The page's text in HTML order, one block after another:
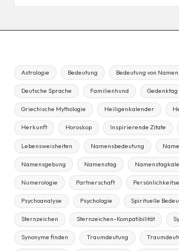
Astrologie Bedeutung Bedeutung von
Deutsche Sprache Familienhund Gedenktag
Griechische Mythologie Heiligenkalender
Herkunft Horoskop Inspirierende Zitate
Lebensweisheiten Namensbedeutung
Namensgebung Namenstag
Numerologie Partnerschaft
Psychoanalyse Psychologie Spirituelle
Sternzeichen Sternzeichen-Kompatibilität
Synonyme finden Traumdeutung